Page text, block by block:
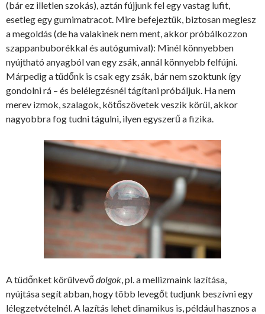
(bár ez illetlen szokás), aztán fújjunk fel egy vastag lufit,
esetleg egy gumimatracot. Mire befejeztük, biztosan meglesz
a megoldás (de ha valakinek nem ment, akkor próbálkozzon
szappanbuborékkal és autógumival): Minél könnyebben
nyújtható anyagból van egy zsák, annál könnyebb felfújni.
Márpedig a tüdőnk is csak egy zsák, bár nem szoktunk így
gondolni rá – és belélegzésnél tágítani próbáljuk. Ha nem
merev izmok, szalagok, kötőszövetek veszik körül, akkor
nagyobbra fog tudni tágulni, ilyen egyszerű a fizika.
A tüdőnket körülvevődolgok, pl. a mellizmaink lazítása,
nyújtása segít abban, hogy több levegőt tudjunk beszívni egy
lélegzetvételnél. A lazítás lehet dinamikus is, például hasznos a